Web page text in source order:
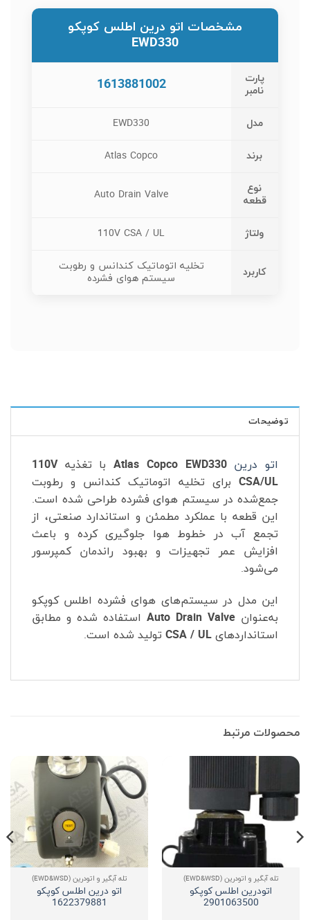
مشخصات اتو درین اطلس کوپکو
EWD330
پارت
نامبر
1613881002
مدل EWD330
برند Atlas Copco
نوع
قطعه
Auto Drain Valve
ولتاژ 110V CSA / UL
کاربرد
تخلیه اتوماتیک کندانس و رطوبت
سیستم هوای فشرده
توضیحات
اتو درین Atlas Copco EWD330با تغذیه110V
CSA/UL برای تخلیه اتوماتیک کندانس و رطوبت
جمع‌شده در سیستم هوای فشرده طراحی شده است.
این قطعه با عملکرد مطمئن و استاندارد صنعتی، از
تجمع آب در خطوط هوا جلوگیری کرده و باعث
افزایش عمر تجهیزات و بهبود راندمان کمپرسور
می‌شود.
این مدل در سیستم‌های هوای فشرده اطلس کوپکو
به‌عنوان Auto Drain Valve استفاده شده و مطابق
استانداردهای CSA / UL تولید شده است.
محصولات مرتبط
تله آبگیر و اتودرین (EWD&WSD)
اتودرین اطلس کوپکو
2901063500
تله آبگیر و اتودرین (EWD&WSD)
اتو درین اطلس کوپکو
1622379881